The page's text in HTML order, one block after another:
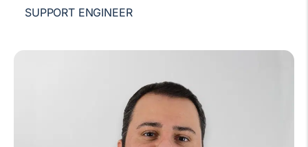
SUPPORT ENGINEER